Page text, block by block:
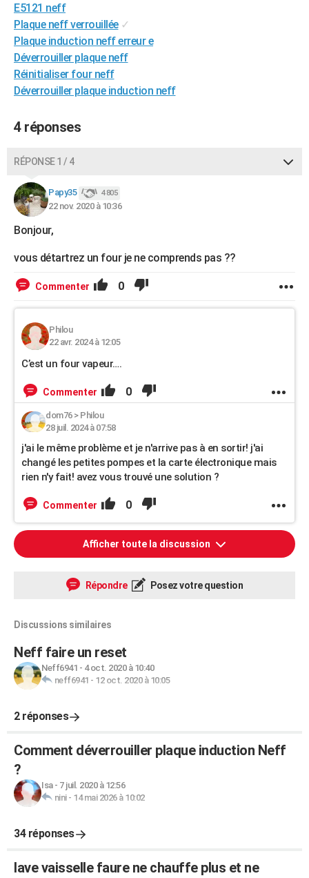
Destinations
City break
Voyage nature
Voyage de noces
Forum
Climat
+
GUIDES D'ACHAT
BONS PLANS
CARTE DE VOEUX
Carte de Noël
Carte Bonne année
Carte Saint-Valentin
Carte Pâques
Carte d'anniversaire
DICTIONNAIRE
Dictionnaire
Biographies
Citations
Expressions
Proverbes
PROGRAMME TV
COPAINS D'AVANT
S'inscrire
Se connecter
Lycées
Collèges
Primaires
Universités
Entreprises
Service militaire
Avis de recherche
AVIS DE DÉCÈS
Bricolage
Lifestyle
Culture
Sport
Auto
Television
Voyage
Cinema
E5121 neff
Plaque neff verrouillée ✓
Plaque induction neff erreur e
Déverrouiller plaque neff
Réinitialiser four neff
Déverrouiller plaque induction neff
4 réponses
RÉPONSE 1 / 4
Papy35 4 805
22 nov. 2020 à 10:36
Bonjour,
vous détartrez un four je ne comprends pas ??
Commenter 0
Philou
22 avr. 2024 à 12:05
C’est un four vapeur….
Commenter 0
dom76> Philou
28 juil. 2024 à 07:58
j'ai le même problème et je n'arrive pas à en sortir! j'ai
changé les petites pompes et la carte électronique mais
rien n'y fait! avez vous trouvé une solution ?
Commenter 0
Afficher toute la discussion
Répondre Posez votre question
Discussions similaires
Neff faire un reset
Neff6941 - 4 oct. 2020 à 10:40
neff6941 - 12 oct. 2020 à 10:05
2 réponses
Comment déverrouiller plaque induction Neff
?
Isa- 7 juil. 2020 à 12:56
nini- 14 mai 2026 à 10:02
34 réponses
lave vaisselle faure ne chauffe plus et ne